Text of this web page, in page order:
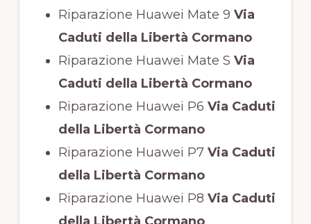
Riparazione Huawei Mate 9 Via
Caduti della Libertà Cormano
Riparazione Huawei Mate S Via
Caduti della Libertà Cormano
Riparazione Huawei P6 Via Caduti
della Libertà Cormano
Riparazione Huawei P7Via Caduti
della Libertà Cormano
Riparazione Huawei P8 Via Caduti